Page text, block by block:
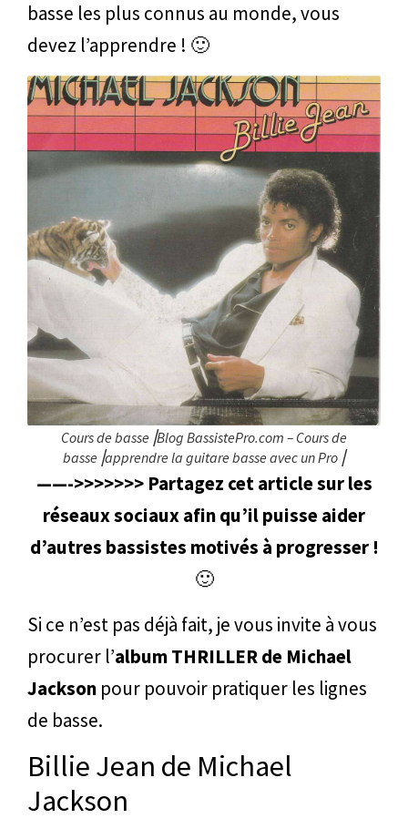
basse les plus connus au monde, vous
devez l’apprendre ! 🙂
Cours de basse⎥Blog BassistePro.com – Cours de
basse⎥apprendre la guitare basse avec un Pro⎥
——->>>>>>> Partagez cet article sur les
réseaux sociaux afin qu’il puisse aider
d’autres bassistes motivés à progresser !
🙂
Si ce n’est pas déjà fait, je vous invite à vous
procurer l’album THRILLER de Michael
Jackson pour pouvoir pratiquer les lignes
de basse.
Billie Jean de Michael
Jackson